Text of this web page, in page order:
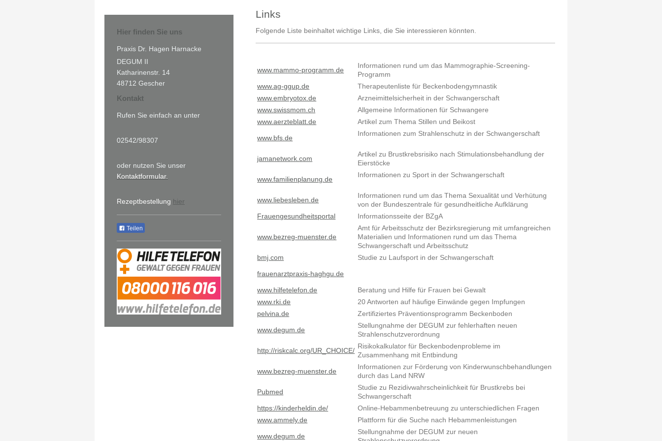
Links
Folgende Liste beinhaltet wichtige Links, die Sie interessieren könnten.
www.mammo-programm.de
Informationen rund um das Mammographie-Screening-
Programm
www.ag-ggup.de
Therapeutenliste für Beckenbodengymnastik
www.embryotox.de
Arzneimittelsicherheit in der Schwangerschaft
www.swissmom.ch
Allgemeine Informationen für Schwangere
www.aerzteblatt.de
Artikel zum Thema Stillen und Beikost
www.bfs.de
Informationen zum Strahlenschutz in der Schwangerschaft
jamanetwork.com
Artikel zu Brustkrebsrisiko nach Stimulationsbehandlung der
Eierstöcke
www.familienplanung.de
Informationen zu Sport in der Schwangerschaft
www.liebesleben.de
Informationen rund um das Thema Sexualität und Verhütung
von der Bundeszentrale für gesundheitliche Aufklärung
Frauengesundheitsportal
Informationsseite der BZgA
www.bezreg-muenster.de
Amt für Arbeitsschutz der Bezirksregierung mit umfangreichen
Materialien und Informationen rund um das Thema
Schwangerschaft und Arbeitsschutz
bmj.com
Studie zu Laufsport in der Schwangerschaft
frauenarztpraxis-haghgu.de
www.hilfetelefon.de
Beratung und Hilfe für Frauen bei Gewalt
www.rki.de
20 Antworten auf häufige Einwände gegen Impfungen
pelvina.de
Zertifiziertes Präventionsprogramm Beckenboden
www.degum.de
Stellungnahme der DEGUM zur fehlerhaften neuen
Strahlenschutzverordnung
http://riskcalc.org/UR_CHOICE/
Risikokalkulator für Beckenbodenprobleme im
Zusammenhang mit Entbindung
www.bezreg-muenster.de
Informationen zur Förderung von Kinderwunschbehandlungen
durch das Land NRW
Pubmed
Studie zu Rezidivwahrscheinlichkeit für Brustkrebs bei
Schwangerschaft
https://kinderheldin.de/
Online-Hebammenbetreuung zu unterschiedlichen Fragen
www.ammely.de
Plattform für die Suche nach Hebammenleistungen
www.degum.de
Stellungnahme der DEGUM zur neuen
Hier finden Sie uns
Praxis Dr. Hagen Harnacke
DEGUM II
Katharinenstr. 14
48712 Gescher
Kontakt
Rufen Sie einfach an unter
02542/98307
oder nutzen Sie unser
Kontaktformular.
Rezeptbestellung hier
Teilen